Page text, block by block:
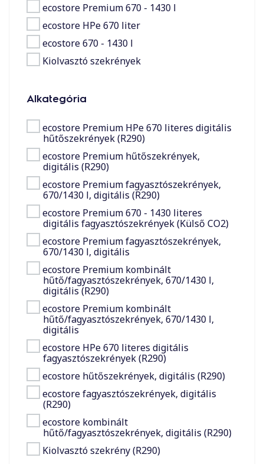
Az élelmiszerek megőrzéséhez a hűtőberendezések
kiegészítői a legértékesebb eszközök a konyhában. A
TUDJON MEG TÖBBET A KIEGÉSZÍTŐKRŐL ÉS
FOGYÓESZKÖZÖKRŐL
VÁSÁROLJON MOST
ecostore Premium 670 - 1430 l
ecostore HPe 670 liter
ecostore 670 - 1430 l
Kiolvasztó szekrények
Alkategória
ecostore Premium HPe 670 literes digitális
hűtőszekrények (R290)
ecostore Premium hűtőszekrények,
digitális (R290)
ecostore Premium fagyasztószekrények,
670/1430 l, digitális (R290)
ecostore Premium 670 - 1430 literes
digitális fagyasztószekrények (Külső CO2)
ecostore Premium fagyasztószekrények,
670/1430 l, digitális
ecostore Premium kombinált
hűtő/fagyasztószekrények, 670/1430 l,
digitális (R290)
ecostore Premium kombinált
hűtő/fagyasztószekrények, 670/1430 l,
digitális
ecostore HPe 670 literes digitális
fagyasztószekrények (R290)
ecostore hűtőszekrények, digitális (R290)
ecostore fagyasztószekrények, digitális
(R290)
ecostore kombinált
hűtő/fagyasztószekrények, digitális (R290)
Kiolvasztó szekrény (R290)